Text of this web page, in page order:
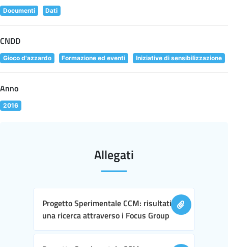
Documenti Dati
CNDD
Gioco d'azzardo Formazione ed eventi Iniziative di sensibilizzazione
Anno
2016
Allegati
Progetto Sperimentale CCM: risultati di
una ricerca attraverso i Focus Group